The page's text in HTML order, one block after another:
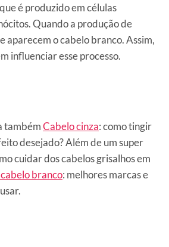
é produzido em células
Quando a produção de
aparecem o cabelo branco. Assim,
influenciar esse processo.
tambémCabelo cinza: como tingir
desejado? Além de um super
cuidar dos cabelos grisalhos em
branco: melhores marcas e